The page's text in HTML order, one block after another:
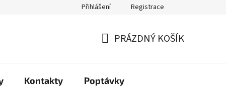
Přihlášení Registrace
KOŠÍK
PRÁZDNÝ KOŠÍK
Kontakty Poptávky